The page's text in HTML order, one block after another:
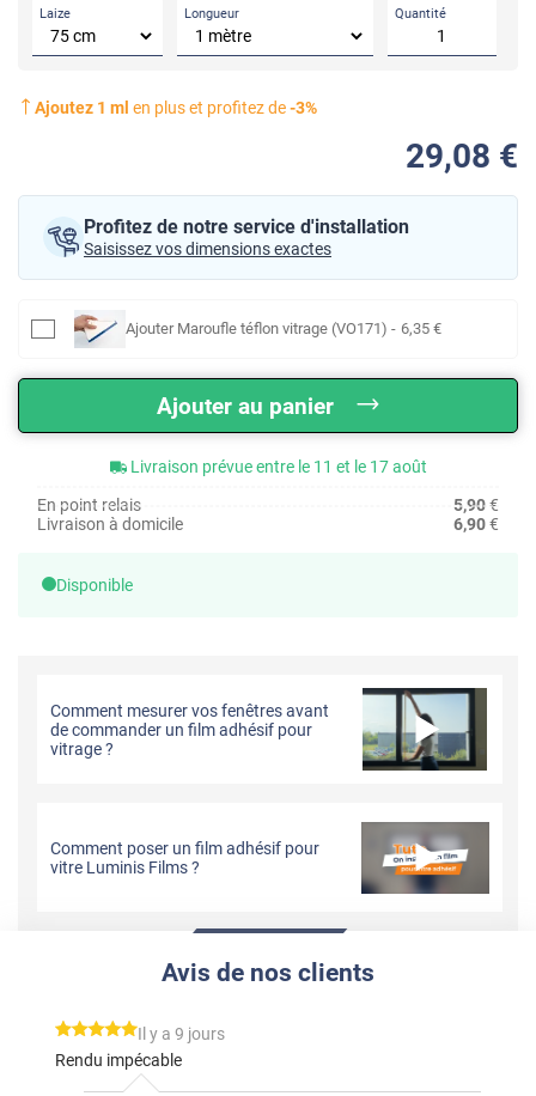
Laize Longueur Quantité
Ajoutez 1 ml en plus et profitez de-3%
29,08 €
Profitez de notre service d'installation
Saisissez vos dimensions exactes
Ajouter Maroufle téflon vitrage (VO171) - 6,35 €
Ajouter au panier
Livraison prévue entre le 11 et le 17 août
En point relais
5,90€
Livraison à domicile
6,90€
Disponible
Comment mesurer vos fenêtres avant
de commander un film adhésif pour
vitrage ?
Comment poser un film adhésif pour
vitre Luminis Films ?
Avis de nos clients
*****
Il y a 9 jours
Rendu impécable